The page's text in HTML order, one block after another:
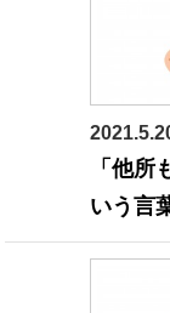
「他所
いう言